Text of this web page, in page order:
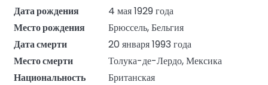
Дата рождения
4 мая 1929 года
Место рождения
Брюссель, Бельгия
Дата смерти
20 января 1993 года
Место смерти
Толука-де-Лердо, Мексика
Национальность
Британская